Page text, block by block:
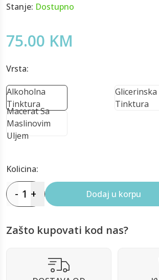
Stanje: Dostupno
75.00 KM
Vrsta:
Alkoholna
Tinktura
Glicerinska
Tinktura
Macerat Sa
Maslinovim
Uljem
Kolicina:
- 1 + Dodaj u korpu
Zašto kupovati kod nas?